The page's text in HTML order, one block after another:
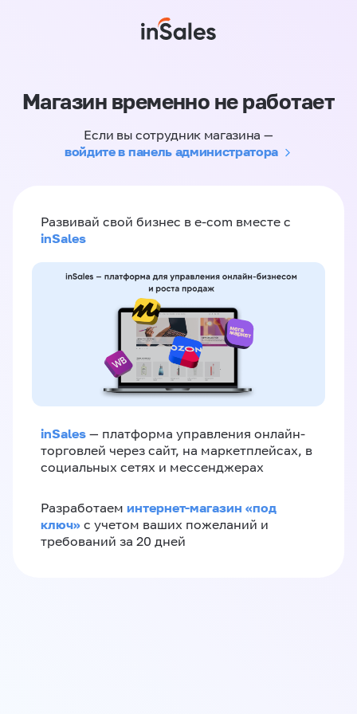
Магазин временно не работает
Если вы сотрудник магазина —
войдите в панель администратора
Развивай свой бизнес в e-com вместе с
inSales
inSales — платформа управления онлайн-
торговлей через сайт, на маркетплейсах, в
социальных сетях и мессенджерах
Разработаем интернет-магазин «‎под
ключ»‎ с учетом ваших пожеланий и
требований за 20 дней